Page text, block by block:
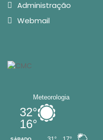
Administração
Webmail